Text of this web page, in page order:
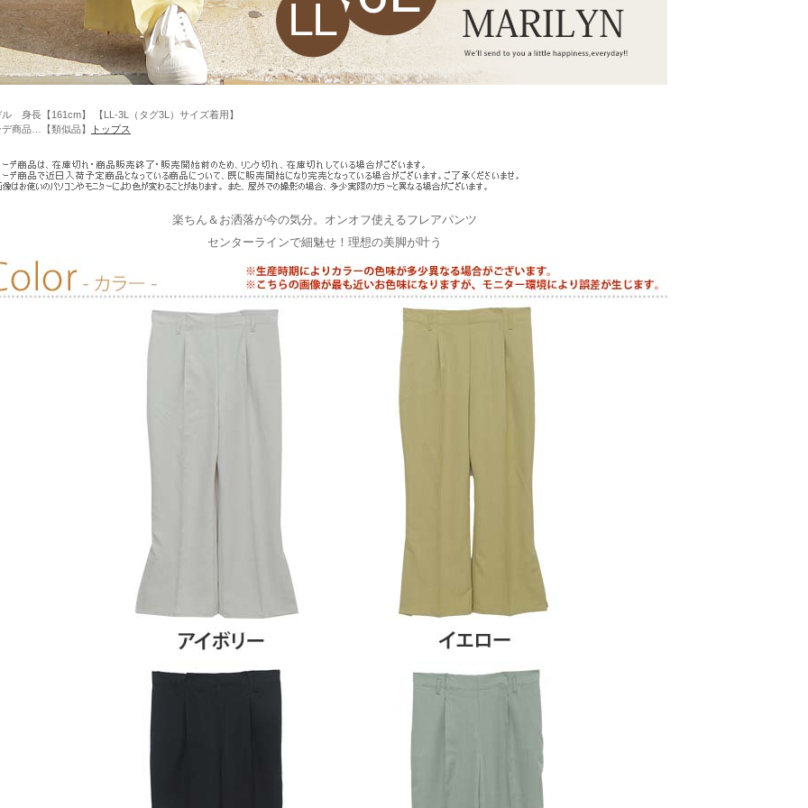
ル 身長【161cm】 【LL-3L（タグ3L）サイズ着用】
商品…【類似品】
トップス
楽ちん＆お洒落が今の気分。オンオフ使えるフレアパンツ
センターラインで細魅せ！理想の美脚が叶う